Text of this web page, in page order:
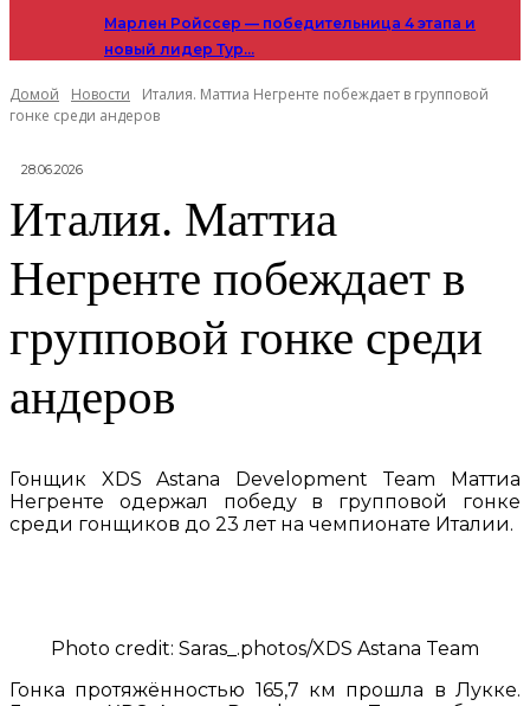
Марлен Ройссер — победительница 4 этапа и
новый лидер Тур…
Домой Новости
Италия. Маттиа Негренте побеждает в групповой
гонке среди андеров
28.06.2026
Италия. Маттиа
Негренте побеждает в
групповой гонке среди
андеров
Гонщик XDS Astana Development Team Маттиа
Негренте одержал победу в групповой гонке
среди гонщиков до 23 лет на чемпионате Италии.
Photo credit: Saras_.photos/XDS Astana Team
Гонка протяжённостью 165,7 км прошла в Лукке.